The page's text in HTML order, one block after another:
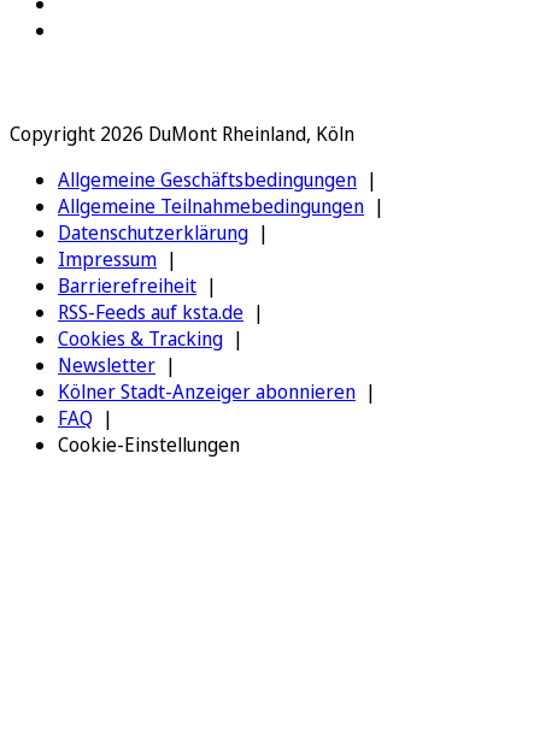
Copyright 2026 DuMont Rheinland, Köln
Allgemeine Geschäftsbedingungen
Allgemeine Teilnahmebedingungen
Datenschutzerklärung
Impressum
Barrierefreiheit
RSS-Feeds auf ksta.de
Cookies & Tracking
Newsletter
Kölner Stadt-Anzeiger abonnieren
FAQ
Cookie-Einstellungen